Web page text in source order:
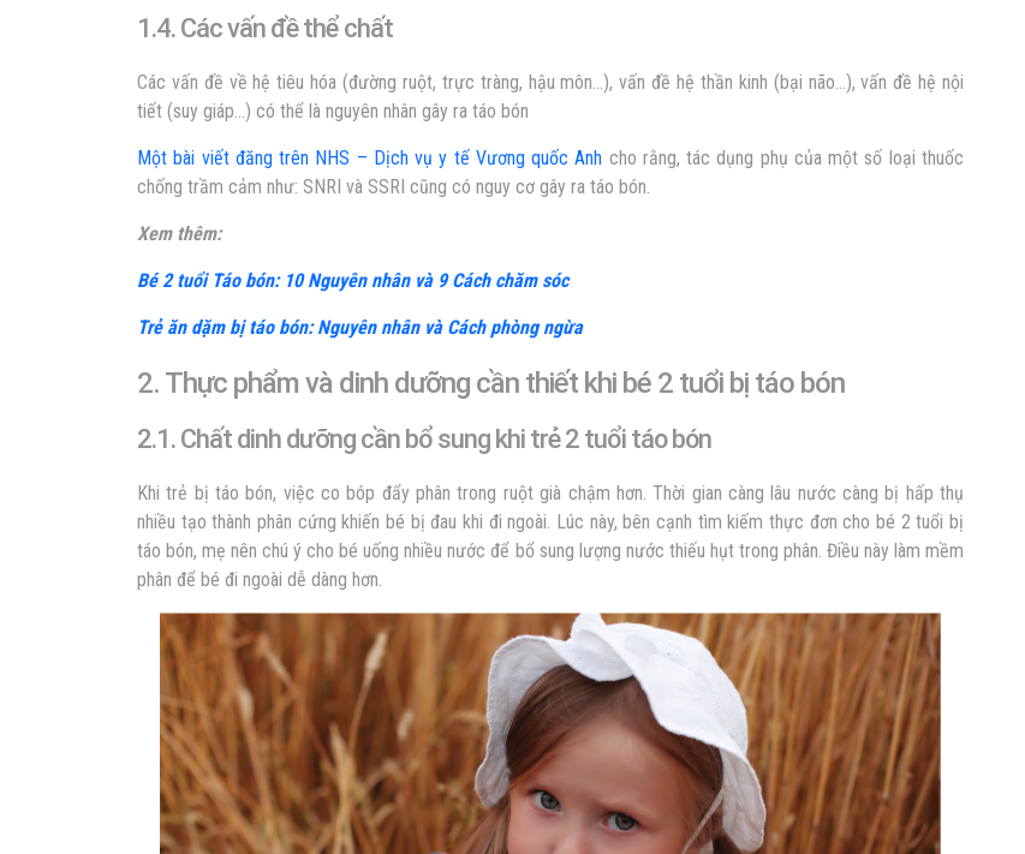
1.4. Các vấn đề thể chất
Các vấn đề về hệ tiêu hóa (đường ruột, trực tràng, hậu môn…), vấn đề hệ thần kinh (bại não…), vấn đề hệ nội
tiết (suy giáp…) có thể là nguyên nhân gây ra táo bón
Một bài viết đăng trên NHS – Dịch vụ y tế Vương quốc Anh cho rằng, tác dụng phụ của một số loại thuốc
chống trầm cảm như: SNRI và SSRI cũng có nguy cơ gây ra táo bón.
Xem thêm:
Bé 2 tuổi Táo bón: 10 Nguyên nhân và 9 Cách chăm sóc
Trẻ ăn dặm bị táo bón: Nguyên nhân và Cách phòng ngừa
2. Thực phẩm và dinh dưỡng cần thiết khi bé 2 tuổi bị táo bón
2.1. Chất dinh dưỡng cần bổ sung khi trẻ 2 tuổi táo bón
Khi trẻ bị táo bón, việc co bóp đẩy phân trong ruột già chậm hơn. Thời gian càng lâu nước càng bị hấp thụ
nhiều tạo thành phân cứng khiến bé bị đau khi đi ngoài. Lúc này, bên cạnh tìm kiếm thực đơn cho bé 2 tuổi bị
táo bón, mẹ nên chú ý cho bé uống nhiều nước để bổ sung lượng nước thiếu hụt trong phân. Điều này làm mềm
phân để bé đi ngoài dễ dàng hơn.